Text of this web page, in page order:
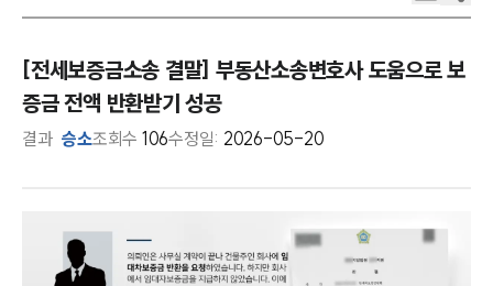
[전세보증금소송 결말] 부동산소송변호사 도움으로 보
증금 전액 반환받기 성공
결과 승소조회수 106수정일: 2026-05-20